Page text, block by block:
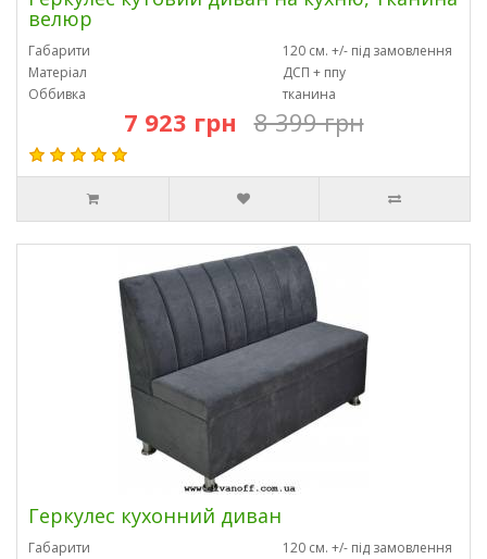
велюр
Габарити
120 см. +/- під замовлення
Матеріал
ДСП + ппу
Оббивка
тканина
7 923 грн 8 399 грн
Геркулес кухонний диван
Габарити
120 см. +/- під замовлення